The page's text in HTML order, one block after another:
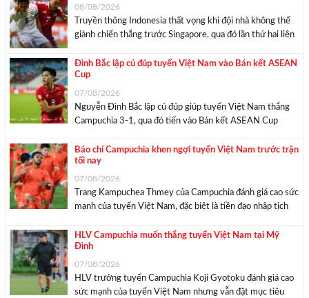
08/08/2026
Truyền thông Indonesia thất vọng khi đội nhà không thể
giành chiến thắng trước Singapore, qua đó lần thứ hai liên
với tỷ số 1-1 khi chạm trán tuyển Singapore tối 7/8,
tuyển Indonesia ...
Đình Bắc lập cú đúp tuyển Việt Nam vào Bán kết ASEAN
Cup
07/08/2026
Nguyễn Đình Bắc lập cú đúp giúp tuyển Việt Nam thắng
Campuchia 3-1, qua đó tiến vào Bán kết ASEAN Cup
Vòng bảng ASEAN Cup 2026 gặp Campuchia lúc 20h
ngày 7/8 trên ...
Báo chí Campuchia khen ngợi tuyển Việt Nam trước trận
tối nay
07/08/2026
Trang Kampuchea Thmey của Campuchia đánh giá cao sức
mạnh của tuyển Việt Nam, đặc biệt là tiền đạo nhập tịch
Trong bài nhận định trước trận đấu giữa tuyển Việt Nam
và Campuchia ...
HLV Campuchia muốn thắng tuyển Việt Nam tại Mỹ
Đình
07/08/2026
HLV trưởng tuyển Campuchia Koji Gyotoku đánh giá cao
sức mạnh của tuyển Việt Nam nhưng vẫn đặt mục tiêu